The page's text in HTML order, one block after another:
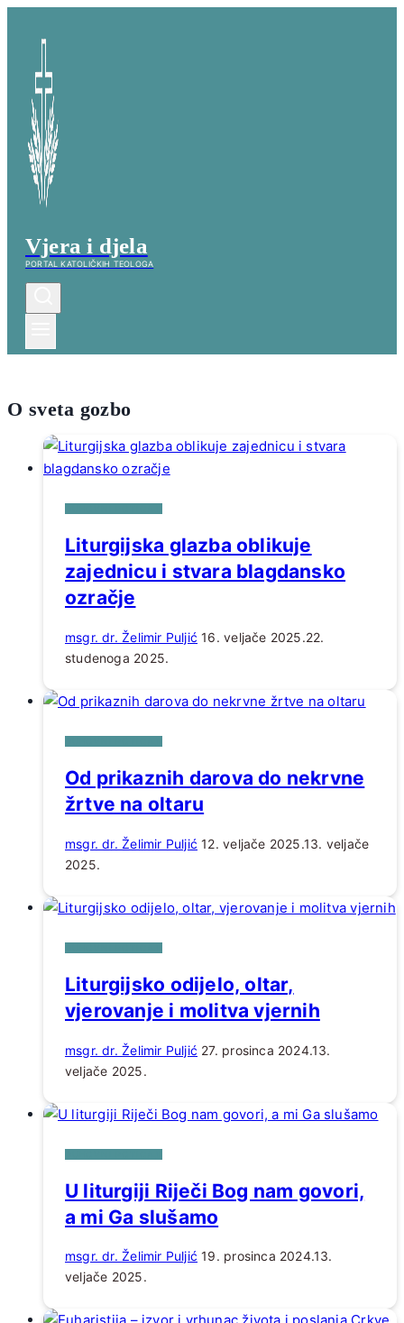
Vjera i djela
PORTAL KATOLIČKIH TEOLOGA
O sveta gozbo
Liturgijska glazba oblikuje
zajednicu i stvara blagdansko
ozračje
msgr. dr. Želimir Puljić 16. veljače 2025.22.
studenoga 2025.
Od prikaznih darova do nekrvne
žrtve na oltaru
msgr. dr. Želimir Puljić 12. veljače 2025.13. veljače
2025.
Liturgijsko odijelo, oltar,
vjerovanje i molitva vjernih
msgr. dr. Želimir Puljić 27. prosinca 2024.13.
veljače 2025.
U liturgiji Riječi Bog nam govori,
a mi Ga slušamo
msgr. dr. Želimir Puljić 19. prosinca 2024.13.
veljače 2025.